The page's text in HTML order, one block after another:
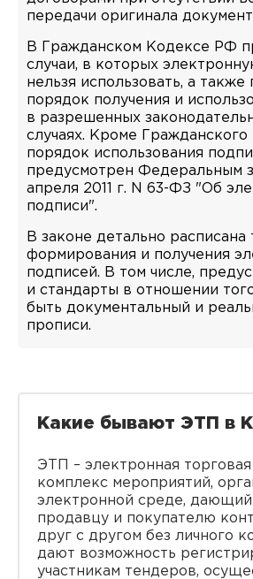
передачи оригинала
В Гражданском Кодексе РФ
случаи, в которых
нельзя использовать, а также
порядок получения и
в разрешенных
случаях. Кроме Гражданского
порядок использования
предусмотрен Федеральным
апреля 2011 г. N 63-ФЗ "Об
подписи".
В законе детально расписана
формирования и получения
подписей. В том числе,
и стандарты в отношении
быть документальный и
прописи.
Какие бывают ЭТП в
ЭТП – электронная
комплекс мероприятий,
электронной среде, дающий
продавцу и покупателю
друг с другом без личного
дают возможность
участникам тендеров,